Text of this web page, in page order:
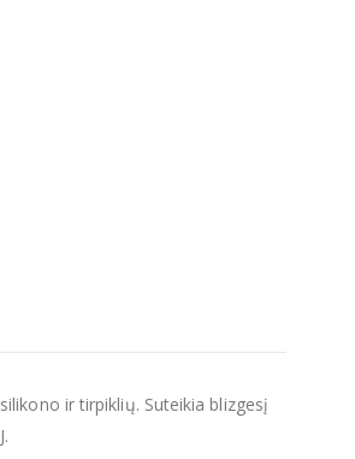
ir tirpiklių. Suteikia blizgesį